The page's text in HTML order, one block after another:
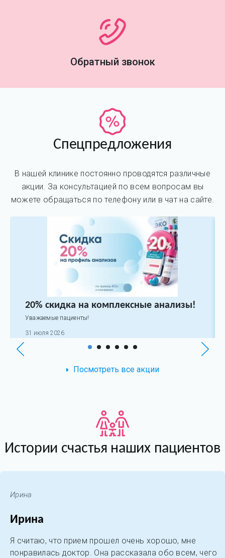
Обратный звонок
Спецпредложения
В нашей клинике постоянно проводятся различные
акции. За консультацией по всем вопросам вы
можете обращаться по телефону или в чат на сайте.
20% скидка на комплексные анализы!
Уважаемые пациенты!
31 июля 2026
Посмотреть все акции
Истории счастья наших пациентов
Ирина
Ирина
Я считаю, что прием прошел очень хорошо, мне
понравилась доктор. Она рассказала обо всем, чего